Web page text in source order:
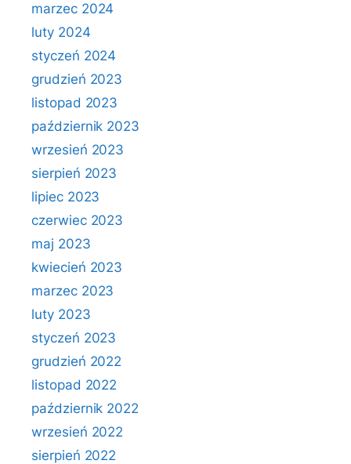
marzec 2024
luty 2024
styczeń 2024
grudzień 2023
listopad 2023
październik 2023
wrzesień 2023
sierpień 2023
lipiec 2023
czerwiec 2023
maj 2023
kwiecień 2023
marzec 2023
luty 2023
styczeń 2023
grudzień 2022
listopad 2022
październik 2022
wrzesień 2022
sierpień 2022